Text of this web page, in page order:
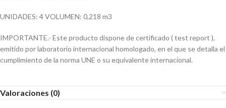
UNIDADES: 4 VOLUMEN: 0,218 m3
IMPORTANTE.- Este producto dispone de certificado ( test report ),
emitido por laboratorio internacional homologado, en el que se detalla el
cumplimiento de la norma UNE o su equivalente internacional.
Valoraciones (0)